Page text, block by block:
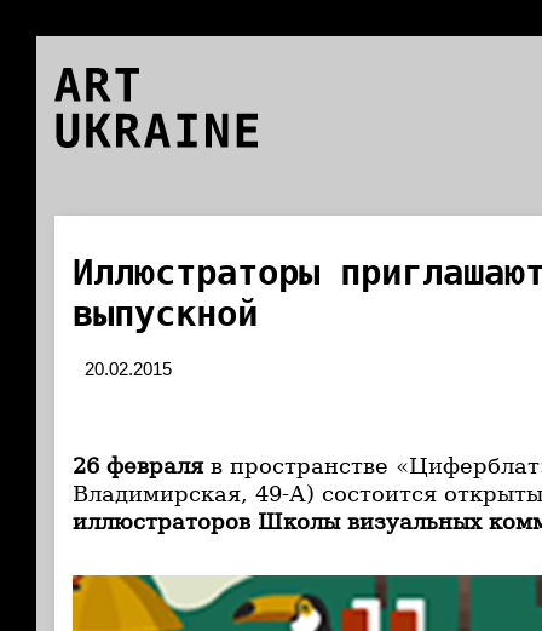
ART
UKRAINE
Иллюстраторы
выпускной
20.02.2015
26 февраляв пространстве
Владимирская, 49-А) состоится
иллюстраторов Школы визуальных